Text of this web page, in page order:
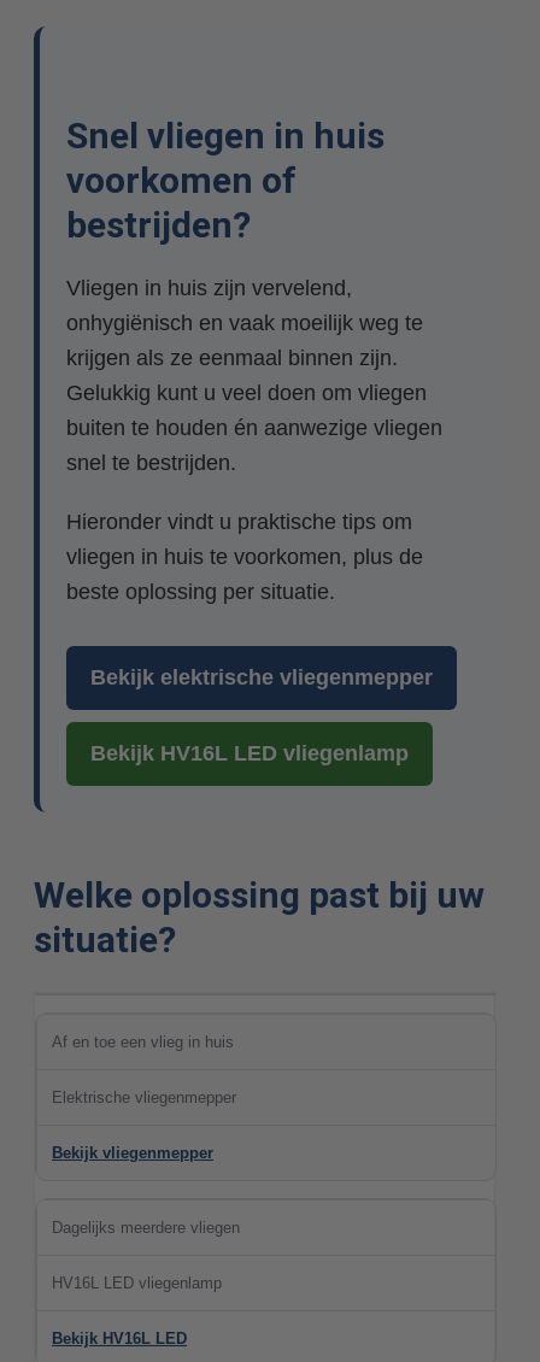
Snel vliegen in huis
voorkomen of
bestrijden?
Vliegen in huis zijn vervelend,
onhygiënisch en vaak moeilijk weg te
krijgen als ze eenmaal binnen zijn.
Gelukkig kunt u veel doen om vliegen
buiten te houden én aanwezige vliegen
snel te bestrijden.
Hieronder vindt u praktische tips om
vliegen in huis te voorkomen, plus de
beste oplossing per situatie.
Bekijk elektrische vliegenmepper
Bekijk HV16L LED vliegenlamp
Welke oplossing past bij uw
situatie?
Af en toe een vlieg in huis
Elektrische vliegenmepper
Bekijk vliegenmepper
Dagelijks meerdere vliegen
HV16L LED vliegenlamp
Bekijk HV16L LED